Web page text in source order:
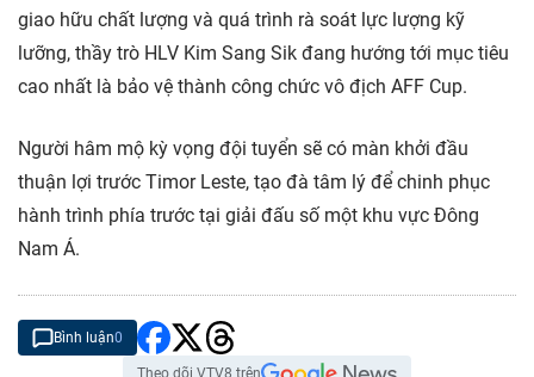
giao hữu chất lượng và quá trình rà soát lực lượng kỹ
lưỡng, thầy trò HLV Kim Sang Sik đang hướng tới mục tiêu
cao nhất là bảo vệ thành công chức vô địch AFF Cup.
Người hâm mộ kỳ vọng đội tuyển sẽ có màn khởi đầu
thuận lợi trước Timor Leste, tạo đà tâm lý để chinh phục
hành trình phía trước tại giải đấu số một khu vực Đông
Nam Á.
Bình luận0
Theo dõi VTV8 trên